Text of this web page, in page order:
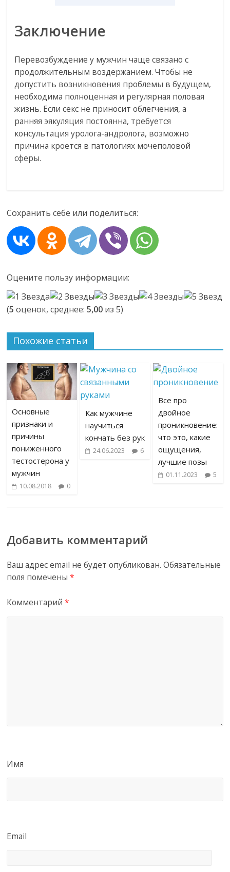
Заключение
Перевозбуждение у мужчин чаще связано с
продолжительным воздержанием. Чтобы не
допустить возникновения проблемы в будущем,
необходима полноценная и регулярная половая
жизнь. Если секс не приносит облегчения, а
ранняя эякуляция постоянна, требуется
консультация уролога-андролога, возможно
причина кроется в патологиях мочеполовой
сферы.
Сохранить себе или поделиться:
Оцените пользу информации:
(5 оценок, среднее:5,00 из 5)
Похожие статьи
Основные
признаки и
причины
пониженного
тестостерона у
мужчин
10.08.2018 0
Как мужчине
научиться
кончать без рук
24.06.2023 6
Все про
двойное
проникновение:
что это, какие
ощущения,
лучшие позы
01.11.2023 5
Добавить комментарий
Ваш адрес email не будет опубликован. Обязательные
поля помечены*
Комментарий*
Имя
Email